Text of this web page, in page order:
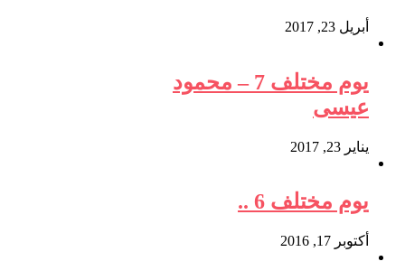
أبريل 23, 2017
يوم مختلف 7 – محمود
عيسى
يناير 23, 2017
يوم مختلف 6 ..
أكتوبر 17, 2016